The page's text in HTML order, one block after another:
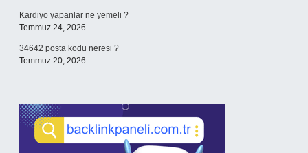
Kardiyo yapanlar ne yemeli ?
Temmuz 24, 2026
34642 posta kodu neresi ?
Temmuz 20, 2026